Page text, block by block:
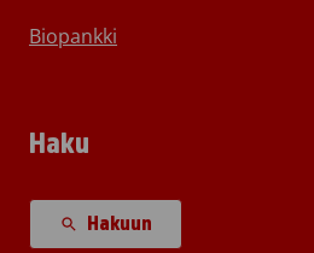
Biopankki
Haku
Hakuun